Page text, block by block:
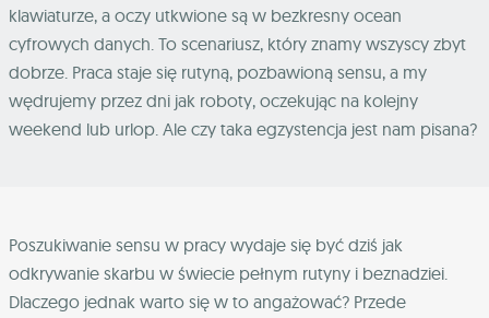
klawiaturze, a oczy utkwione są w bezkresny ocean
cyfrowych danych. To scenariusz, który znamy wszyscy zbyt
dobrze. Praca staje się rutyną, pozbawioną sensu, a my
wędrujemy przez dni jak roboty, oczekując na kolejny
weekend lub urlop. Ale czy taka egzystencja jest nam pisana?
Poszukiwanie sensu w pracy wydaje się być dziś jak
odkrywanie skarbu w świecie pełnym rutyny i beznadziei.
Dlaczego jednak warto się w to angażować? Przede